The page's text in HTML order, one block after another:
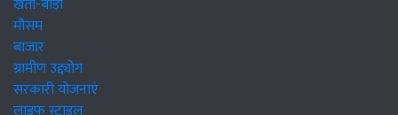
मौसम
बाजार
ग्रामीण उद्द्योग
सरकारी योजनाएं